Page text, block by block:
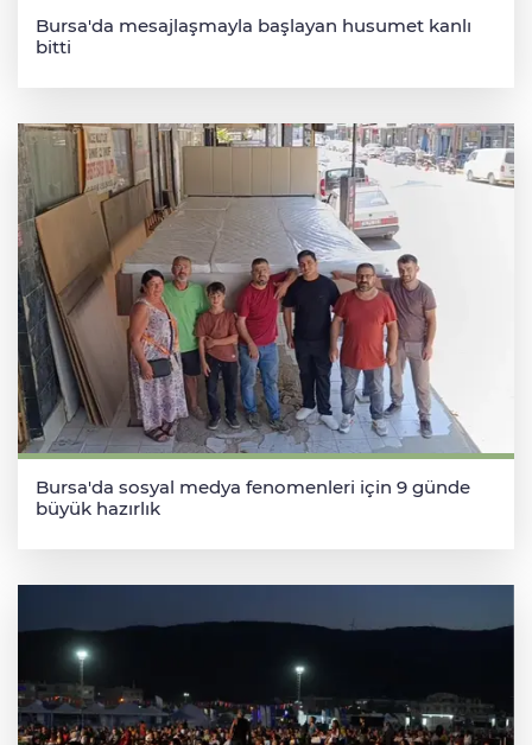
Bursa'da mesajlaşmayla başlayan husumet kanlı
bitti
Bursa'da sosyal medya fenomenleri için 9 günde
büyük hazırlık